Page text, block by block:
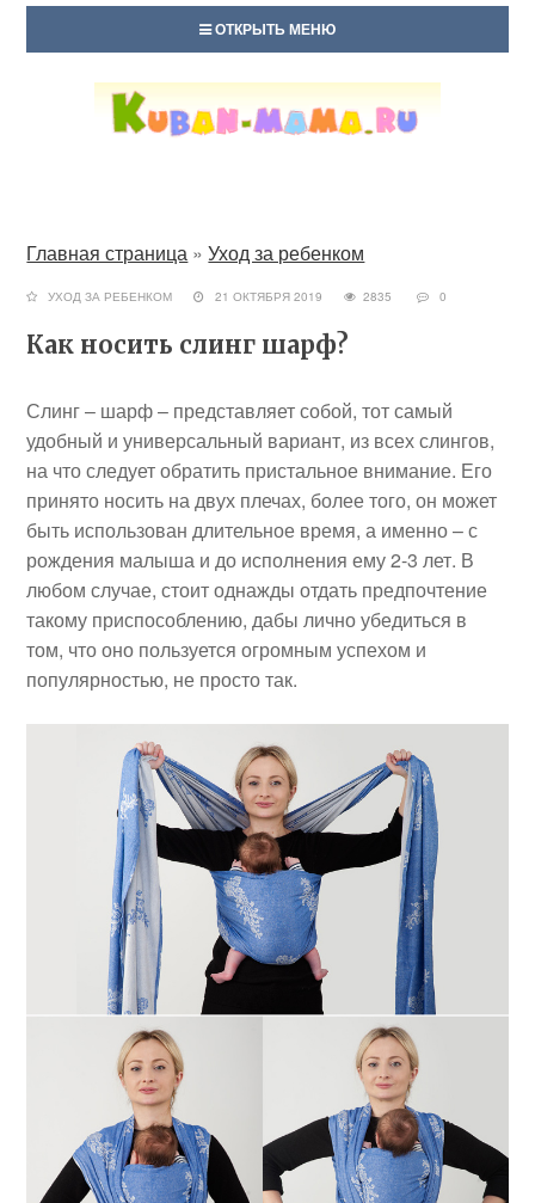
ОТКРЫТЬ МЕНЮ
Главная страница »Уход за ребенком
УХОД ЗА РЕБЕНКОМ 21 ОКТЯБРЯ 2019 2835 0
Как носить слинг шарф?
Слинг – шарф – представляет собой, тот самый
удобный и универсальный вариант, из всех слингов,
на что следует обратить пристальное внимание. Его
принято носить на двух плечах, более того, он может
быть использован длительное время, а именно – с
рождения малыша и до исполнения ему 2-3 лет. В
любом случае, стоит однажды отдать предпочтение
такому приспособлению, дабы лично убедиться в
том, что оно пользуется огромным успехом и
популярностью, не просто так.